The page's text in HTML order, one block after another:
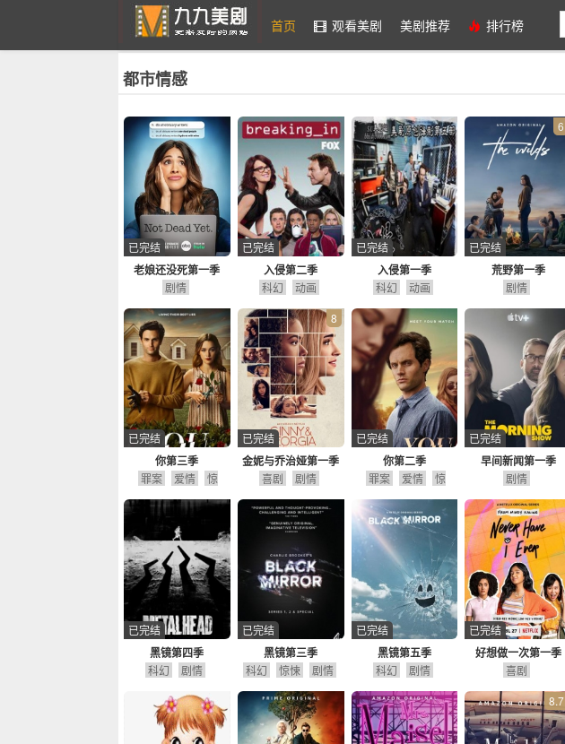
首页 观看美剧 美剧推荐 排行榜
都市情感
老娘还没死第一季
已完结
剧情
入侵第二季
已完结
科幻 动画
入侵第一季
已完结
科幻 动画
荒野第一季
6
已完结
剧情
你第三季
已完结
罪案 爱情
惊
悚
剧情
金妮与乔治娅第一季
8
已完结
喜剧 剧情
你第二季
已完结
罪案 爱情
惊
悚
悬疑
早间新闻第一季
已完结
剧情
黑镜第四季
已完结
科幻 剧情
黑镜第三季
已完结
科幻 惊悚 剧情
黑镜第五季
已完结
科幻 剧情
好想做一次第一季
已完结
喜剧
8.7